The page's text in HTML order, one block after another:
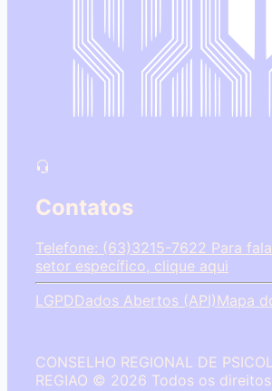
Contatos
Telefone: (63)3215-7622 Para
setor específico, clique aqui
LGPDDados Abertos (API)Mapa
CONSELHO REGIONAL DE
REGIAO © 2026 Todos os